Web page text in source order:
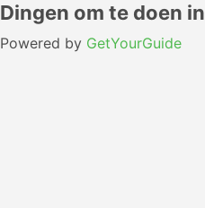
Dingen om te doen
Powered by GetYourGuide